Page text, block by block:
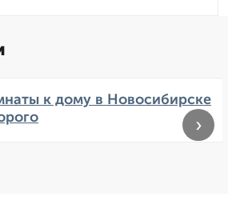
к дому в Новосибирске
›